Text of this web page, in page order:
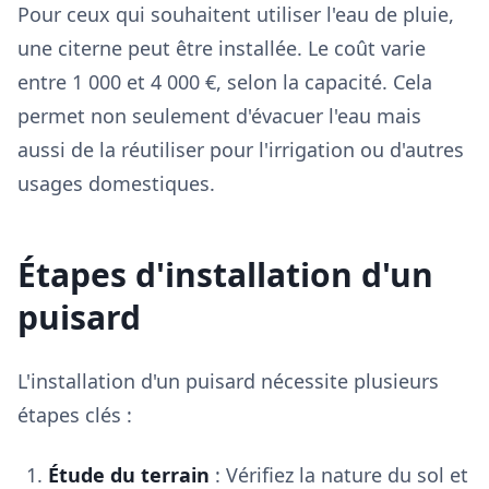
Pour ceux qui souhaitent utiliser l'eau de pluie,
une citerne peut être installée. Le coût varie
entre 1 000 et 4 000 €, selon la capacité. Cela
permet non seulement d'évacuer l'eau mais
aussi de la réutiliser pour l'irrigation ou d'autres
usages domestiques.
Étapes d'installation d'un
puisard
L'installation d'un puisard nécessite plusieurs
étapes clés :
Étude du terrain : Vérifiez la nature du sol et